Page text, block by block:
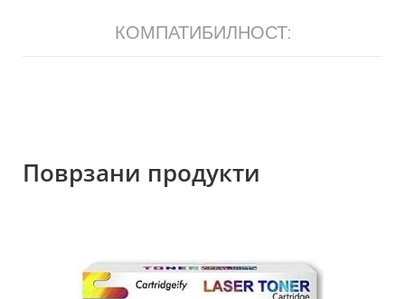
КОМПАТИБИЛНОСТ:
Поврзани продукти